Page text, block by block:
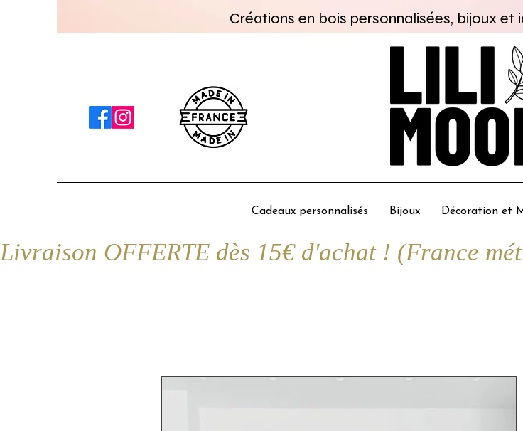
Créations en bois personnalisées, bijoux et
Cadeaux personnalisés Bijoux Décoration et
Livraison OFFERTE dès 15€ d'achat ! (France